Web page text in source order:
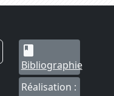
book
Bibliographie
Réalisation :